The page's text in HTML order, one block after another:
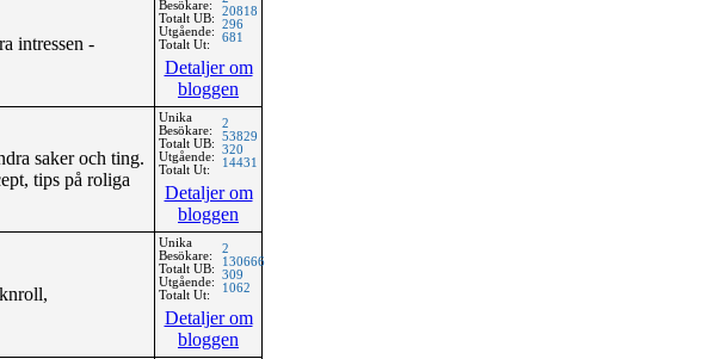
intressen -
Besökare:
Totalt UB:
Utgående:
Totalt Ut:
20818
296
681
Detaljer om
bloggen
saker och ting.
tips på roliga
Unika
Besökare:
Totalt UB:
Utgående:
Totalt Ut:
2
53829
320
14431
Detaljer om
bloggen
Unika
Besökare:
Totalt UB:
Utgående:
Totalt Ut:
2
130666
309
1062
Detaljer om
bloggen